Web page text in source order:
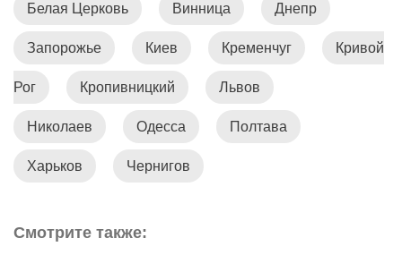
Белая Церковь Винница Днепр
Запорожье Киев Кременчуг Кривой
Рог Кропивницкий Львов
Николаев Одесса Полтава
Харьков Чернигов
Смотрите также: